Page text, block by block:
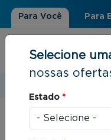
Para Você Para
Você está
Resultados de busca
Selecione
nossas
Estado *